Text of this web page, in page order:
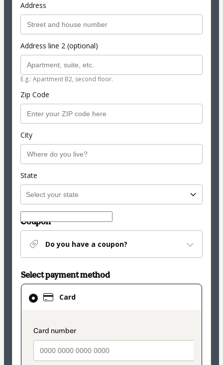
Address
Address line 2 (optional)
E.g.: Apartment B2, second floor.
Zip Code
City
State
Coupon
Do you have a coupon?
Select payment method
Card
payment_data.section_title_v2
Card
selected
method